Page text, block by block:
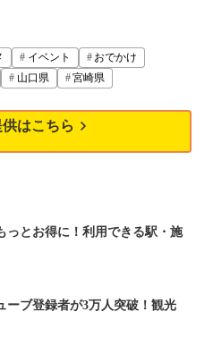
イベント
おでかけ
山口県 宮崎県
はこちら
っとお得に！利用できる駅・施
ーブ登録者が3万人突破！観光